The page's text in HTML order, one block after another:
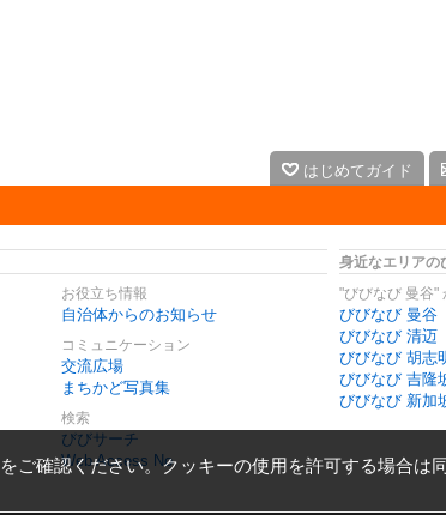
はじめてガイド
お役立ち情報
自治体からのお知らせ
コミュニケーション
交流広場
まちかど写真集
検索
びびサーチ
Web Access No.
身近なエリアの
"びびなび 曼谷"
びびなび 曼谷
びびなび 清迈
びびなび 胡志
びびなび 吉隆
びびなび 新加
をご確認ください。クッキーの使用を許可する場合は